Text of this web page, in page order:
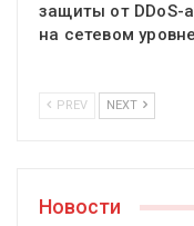
защиты от DDoS-
на сетевом уровне
PREV NEXT
Новости